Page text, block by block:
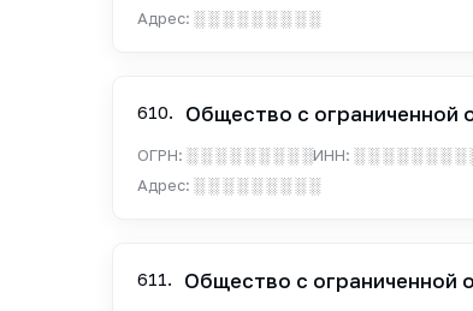
Адрес:░ ░ ░ ░ ░ ░ ░ ░ ░
610. Общество с ограниченной
ОГРН:░ ░ ░ ░ ░ ░ ░ ░ ░ИНН:░ ░ ░ ░ ░ ░ ░ ░
Адрес:░ ░ ░ ░ ░ ░ ░ ░ ░
611. Общество с ограниченной